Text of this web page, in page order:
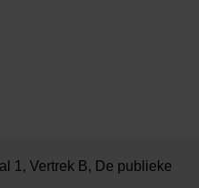
1, Vertrek B, De publieke